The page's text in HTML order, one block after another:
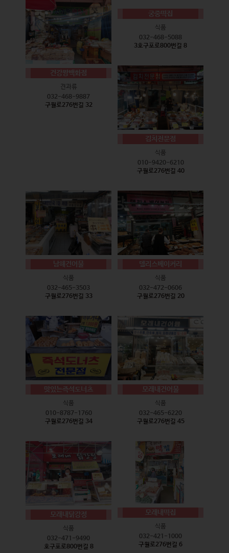
건강짱백화점
견과류
032-468-9887
구월로276번길 32
궁중떡집
식품
032-468-5088
3호구포로800번길 8
김치전문점
식품
010-9420-6210
구월로276번길 40
남해건어물
식품
032-465-3503
구월로276번길 33
델리스베이커리
식품
032-472-0606
구월로276번길 20
맛있는즉석도너츠
식품
010-8787-1760
구월로276번길 34
모래내건어물
식품
032-465-6220
구월로276번길 45
모래내닭강정
식품
032-471-9490
호구포로800번길 8
모래내떡집
식품
032-421-1000
구월로276번길 6